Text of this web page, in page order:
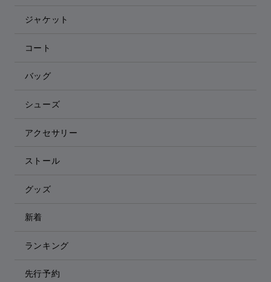
ジャケット
コート
バッグ
シューズ
アクセサリー
ストール
グッズ
新着
ランキング
先行予約